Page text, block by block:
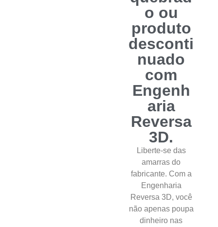
o ou
produto
desconti
nuado
com
Engenh
aria
Reversa
3D.
Liberte-se das
amarras do
fabricante. Com a
Engenharia
Reversa 3D, você
não apenas poupa
dinheiro nas